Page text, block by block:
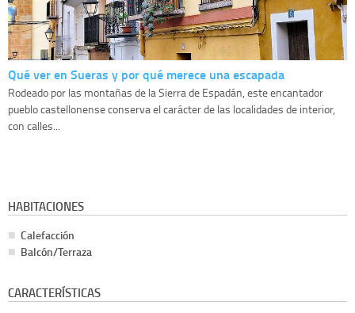
Qué ver en Sueras y por qué merece una escapada
Rodeado por las montañas de la Sierra de Espadán, este encantador
pueblo castellonense conserva el carácter de las localidades de interior,
con calles...
HABITACIONES
Calefacción
Balcón/Terraza
CARACTERÍSTICAS